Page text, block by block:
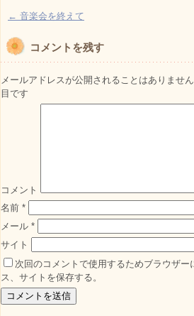
← 音楽会を終えて
コメントを残す
メールアドレスが公開されることはありません
目です
コメント
名前 *
メール *
サイト
次回のコメントで使用するためブラウザ
ス、サイトを保存する。